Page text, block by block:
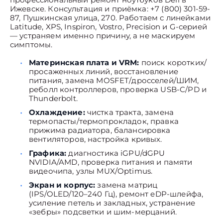
Ижевске. Консультация и приёмка: +7 (800) 301-59-
87, Пушкинская улица, 270. Работаем с линейками
Latitude, XPS, Inspiron, Vostro, Precision и G-серией
— устраняем именно причину, а не маскируем
симптомы.
Материнская плата и VRM: поиск коротких/
просаженных линий, восстановление
питания, замена MOSFET/дросселей/ШИМ,
реболл контроллеров, проверка USB-C/PD и
Thunderbolt.
Охлаждение:чистка тракта, замена
термопасты/термопрокладок, правка
прижима радиатора, балансировка
вентиляторов, настройка кривых.
Графика: диагностика iGPU/dGPU
NVIDIA/AMD, проверка питания и памяти
видеочипа, узлы MUX/Optimus.
Экран и корпус: замена матриц
(IPS/OLED/120–240 Гц), ремонт eDP-шлейфа,
усиление петель и закладных, устранение
«зебры» подсветки и шим-мерцаний.